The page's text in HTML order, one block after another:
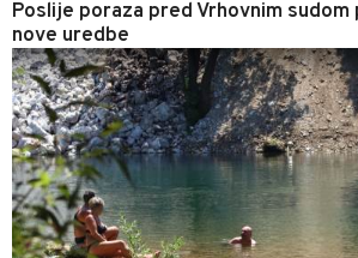
Poslije poraza pred Vrhovnim
nove uredbe